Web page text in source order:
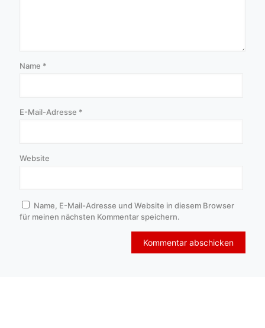
Name *
E-Mail-Adresse *
Website
Name, E-Mail-Adresse und Website in diesem Browser
für meinen nächsten Kommentar speichern.